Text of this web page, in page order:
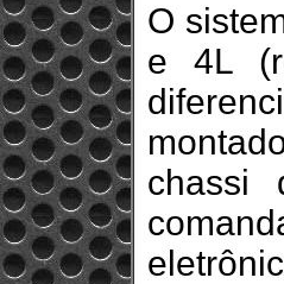
O
e 4L
chassi